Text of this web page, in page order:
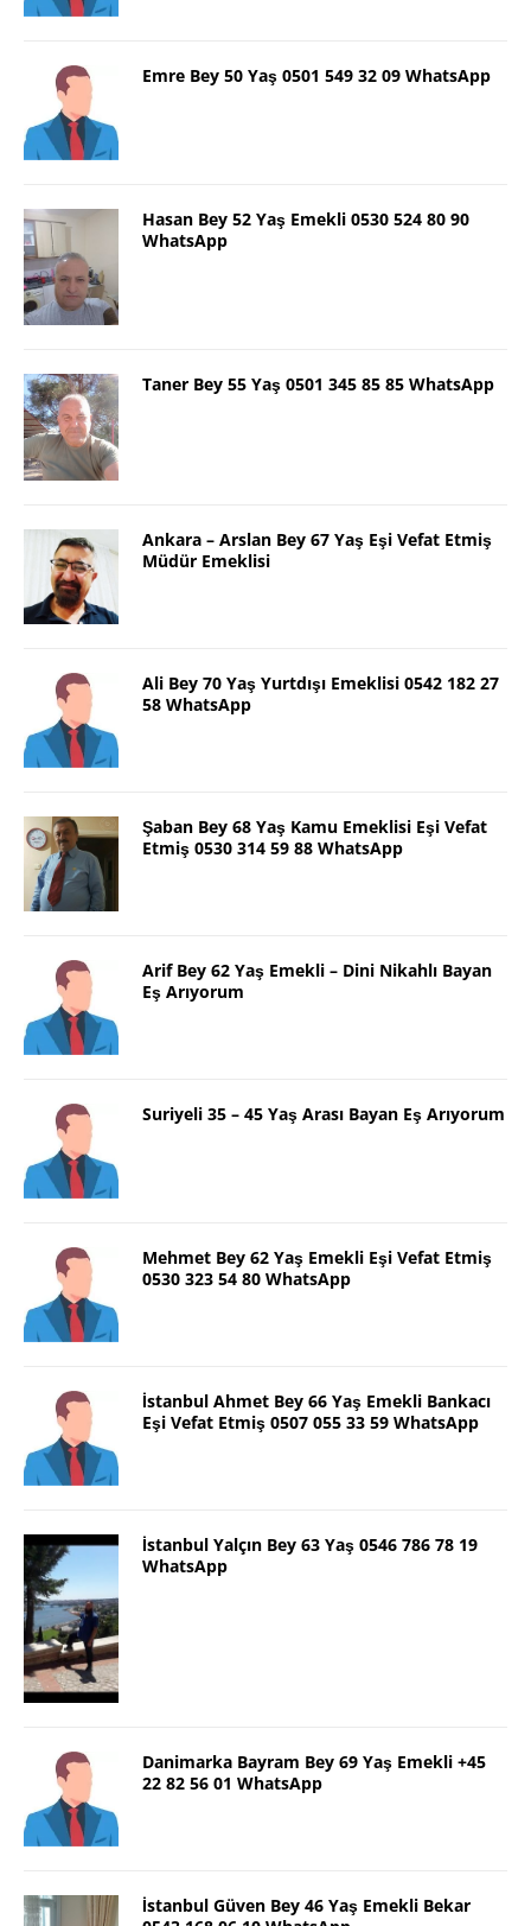
Emre Bey 50 Yaş 0501 549 32 09 WhatsApp
Hasan Bey 52 Yaş Emekli 0530 524 80 90
WhatsApp
Taner Bey 55 Yaş 0501 345 85 85 WhatsApp
Ankara – Arslan Bey 67 Yaş Eşi Vefat Etmiş
Müdür Emeklisi
Ali Bey 70 Yaş Yurtdışı Emeklisi 0542 182 27
58 WhatsApp
Şaban Bey 68 Yaş Kamu Emeklisi Eşi Vefat
Etmiş 0530 314 59 88 WhatsApp
Arif Bey 62 Yaş Emekli – Dini Nikahlı Bayan
Eş Arıyorum
Suriyeli 35 – 45 Yaş Arası Bayan Eş Arıyorum
Mehmet Bey 62 Yaş Emekli Eşi Vefat Etmiş
0530 323 54 80 WhatsApp
İstanbul Ahmet Bey 66 Yaş Emekli Bankacı
Eşi Vefat Etmiş 0507 055 33 59 WhatsApp
İstanbul Yalçın Bey 63 Yaş 0546 786 78 19
WhatsApp
Danimarka Bayram Bey 69 Yaş Emekli +45
22 82 56 01 WhatsApp
İstanbul Güven Bey 46 Yaş Emekli Bekar